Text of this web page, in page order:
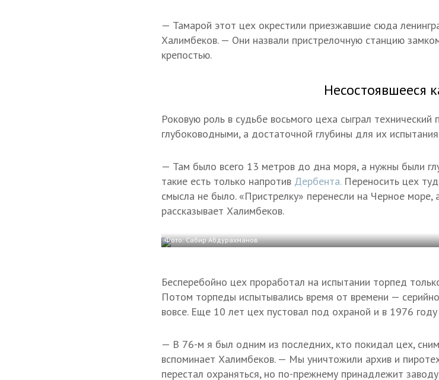
— Тамарой этот цех окрестили приезжавшие сюда
Халимбеков. — Они назвали пристрелочную станцию
крепостью.
Несостоявшееся
Роковую роль в судьбе восьмого цеха сыграл
глубоководными, а достаточной глубины для их
— Там было всего 13 метров до дна моря, а нужны были
такие есть только напротив Дербента.Переносить цех
смысла не было. «Пристрелку» перенесли на Черное
рассказывает Халимбеков.
Фото: Сабир Абдурахманов
Бесперебойно цех проработал на испытании торпед
Потом торпеды испытывались время от времени —
вовсе. Еще 10 лет цех пустовал под охраной и в 1976
— В 76-м я был одним из последних, кто покидал цех,
вспоминает Халимбеков. — Мы уничтожили архив и
перестал охраняться, но по-прежнему принадлежит